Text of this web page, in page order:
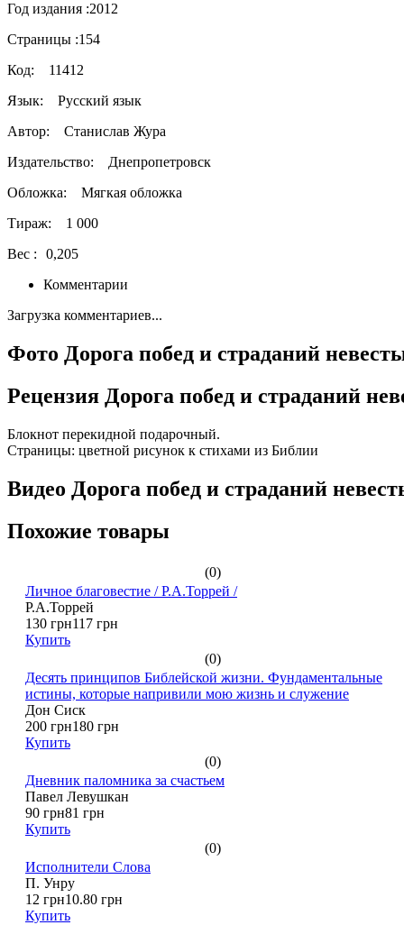
Год издания :2012
Страницы :154
Код: 11412
Язык: Русский язык
Автор:
Станислав Жура
Издательство:
Днепропетровск
Обложка: Мягкая обложка
Тираж: 1 000
Вес :
0,205
Комментарии
Загрузка комментариев...
Фото Дорога побед и страданий
Рецензия Дорога побед и страданий
Блокнот перекидной подарочный.
Страницы: цветной рисунок к стихами из Библии
Видео Дорога побед и страданий
Похожие товары
(0)
Личное благовестие / Р.А.Торрей /
Р.А.Торрей
130 грн117 грн
Купить
(0)
Десять принципов Библейской жизни. Фундаментальные
истины, которые напривили мою жизнь и служение
Дон Сиск
200 грн180 грн
Купить
(0)
Дневник паломника за счастьем
Павел Левушкан
90 грн81 грн
Купить
(0)
Исполнители Слова
П. Унру
12 грн10.80 грн
Купить